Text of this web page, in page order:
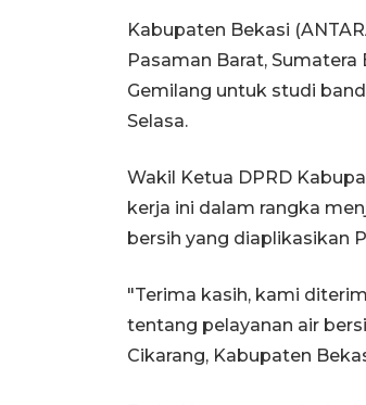
Kabupaten Bekasi
Pasaman Barat,
Gemilang untuk studi
Selasa.
Wakil Ketua DPRD
kerja ini dalam rangka
bersih yang diaplikasikan
"Terima kasih, kami
tentang pelayanan air
Cikarang, Kabupaten